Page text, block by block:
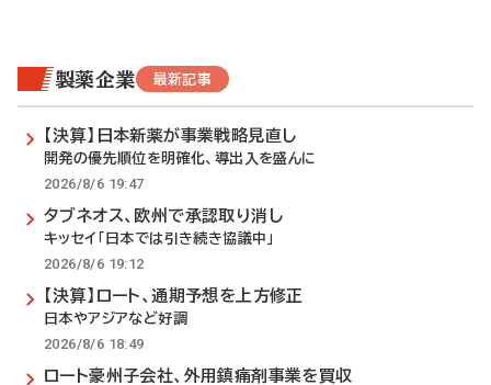
製薬企業 最新記事
【決算】日本新薬が事業戦略見直し
開発の優先順位を明確化、導出入を盛んに
2026/8/6 19:47
タブネオス、欧州で承認取り消し
キッセイ「日本では引き続き協議中」
2026/8/6 19:12
【決算】ロート、通期予想を上方修正
日本やアジアなど好調
2026/8/6 18:49
ロート豪州子会社、外用鎮痛剤事業を買収